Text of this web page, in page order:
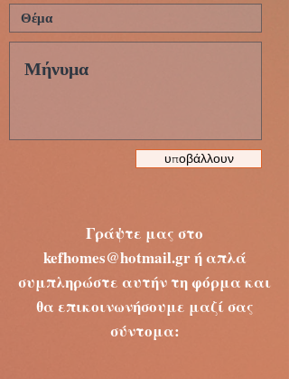
υποβάλλουν
Γράψτε μας στο
kefhomes@hotmail.grή απλά
συμπληρώστε αυτήν τη φόρμα και
θα επικοινωνήσουμε μαζί σας
σύντομα: